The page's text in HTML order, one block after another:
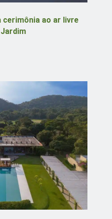
cerimônia ao ar livre